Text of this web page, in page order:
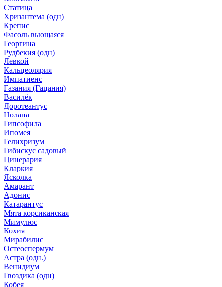
Статица
Хризантема (одн)
Крепис
Фасоль вьющаяся
Георгина
Рудбекия (одн)
Левкой
Кальцеолярия
Импатиенс
Газания (Гацания)
Василёк
Доротеантус
Нолана
Гипсофила
Ипомея
Гелихризум
Гибискус садовый
Цинерария
Кларкия
Ясколка
Амарант
Адонис
Катарантус
Мята корсиканская
Мимулюс
Кохия
Мирабилис
Остеоспермум
Астра (одн.)
Венидиум
Гвоздика (одн)
Кобея